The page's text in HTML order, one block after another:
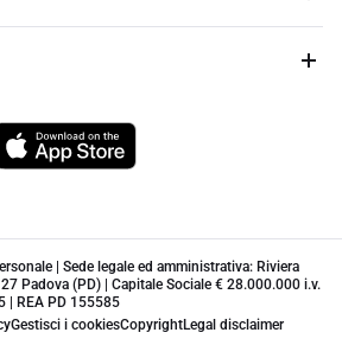
| Sede legale ed amministrativa: Riviera
Padova (PD) | Capitale Sociale € 28.000.000 i.v.
| REA PD 155585
Gestisci i cookiesCopyrightLegal disclaimer